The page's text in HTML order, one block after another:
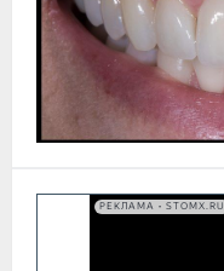
РЕКЛАМА • STOMX.RU